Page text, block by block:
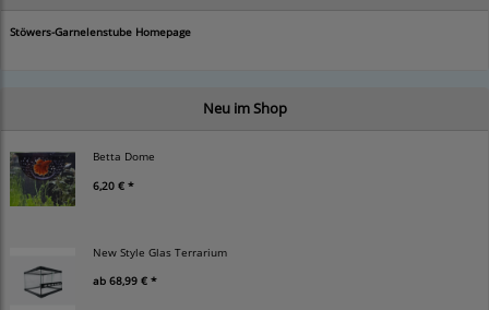
Stöwers-Garnelenstube Homepage
Neu im Shop
Betta Dome
6,20 € *
New Style Glas Terrarium
ab 68,99 € *